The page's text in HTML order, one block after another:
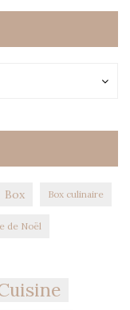
Box Box culinaire
de Noël